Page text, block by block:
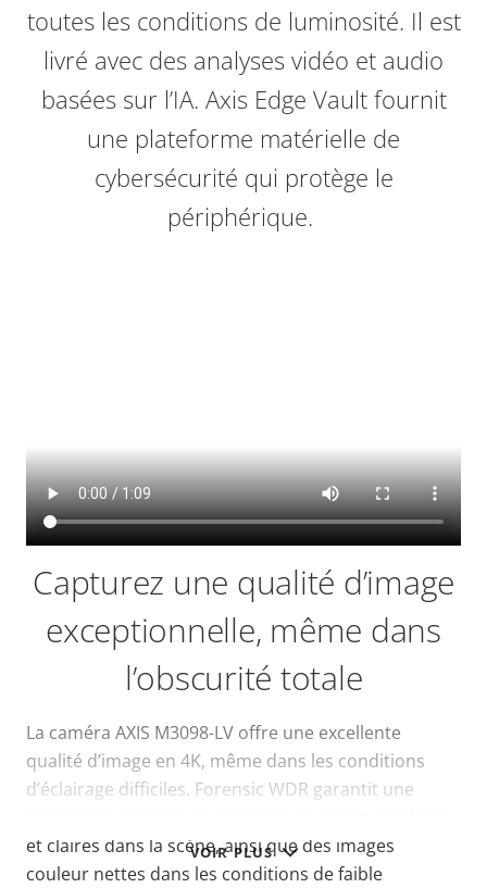
VOIR PLUS
toutes les conditions de luminosité. Il est
livré avec des analyses vidéo et audio
basées sur l’IA. Axis Edge Vault fournit
une plateforme matérielle de
cybersécurité qui protège le
périphérique.
Capturez une qualité d’image
exceptionnelle, même dans
l’obscurité totale
La caméra AXIS M3098-LV offre une excellente
qualité d’image en 4K, même dans les conditions
d’éclairage difficiles. Forensic WDR garantit une
et claires dans la scène, ainsi que des images
couleur nettes dans les conditions de faible